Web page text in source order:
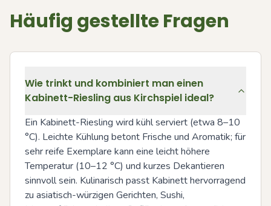
Häufig gestellte Fragen
Wie trinkt und kombiniert man einen
Kabinett-Riesling aus Kirchspiel ideal?
Ein Kabinett-Riesling wird kühl serviert (etwa 8–10
°C). Leichte Kühlung betont Frische und Aromatik; für
sehr reife Exemplare kann eine leicht höhere
Temperatur (10–12 °C) und kurzes Dekantieren
sinnvoll sein. Kulinarisch passt Kabinett hervorragend
zu asiatisch-würzigen Gerichten, Sushi,